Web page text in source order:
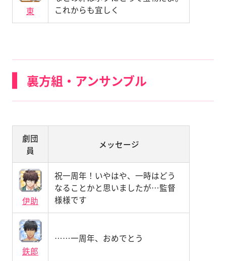
東
これからも宜しく
裏方組・アンサンブル
劇団
員
メッセージ
伊助
祝一周年！いやはや、一時はどう
なることかと思いましたが…監督
様様です
鉄郎
……一周年、おめでとう